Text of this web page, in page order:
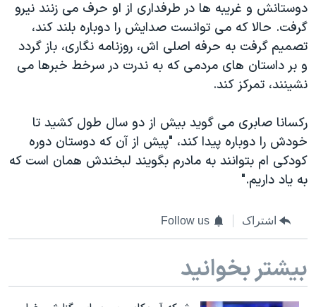
دوستانش و غريبه ها در طرفدارى از او حرف می زنند نيرو
گرفت. حالا كه مى توانست صدايش را دوباره بلند كند،
تصميم گرفت به حرفه اصلى اش، روزنامه نگارى، باز گردد
و بر داستان هاى مردمى كه به ندرت در سرخط خبرها مى
نشينند، تمركز كند.
ركسانا صابرى مى گويد بيش از دو سال طول كشيد تا
خودش را دوباره پیدا کند، "پيش از آن كه دوستان دوره
كودكى ام بتوانند به مادرم بگويند لبخندش همان است كه
به ياد داريم."
اشتراک Follow us
بیشتر بخوانید